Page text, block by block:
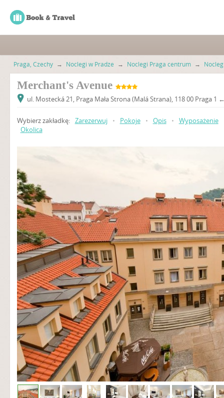
Praga, Czechy → Noclegi w Pradze → Noclegi Praga centrum →
Merchant's Avenue
ul. Mostecká 21, Praga Mała Strona (Malá Strana), 118 00 Praga 1
Wybierz zakładkę: Zarezerwuj • Pokoje • Opis • Wyposażenie
Okolica